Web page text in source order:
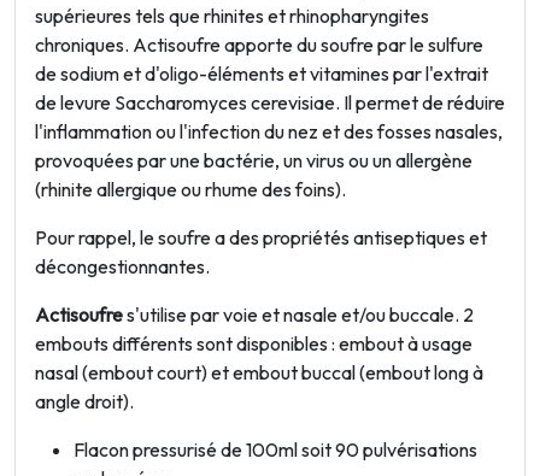
supérieures tels que rhinites et rhinopharyngites
chroniques. Actisoufre apporte dusoufre par lesulfure
de sodiumet d'oligo-éléments et vitamines par l'extrait
de levure Saccharomyces cerevisiae. Ilpermet de réduire
l'inflammation ou l'infection du nez et des fosses nasales,
provoquées par une bactérie, un virus ou un allergène
(rhinite allergique ou rhume des foins).
Pour rappel, le soufre a des propriétés antiseptiques et
décongestionnantes.
Actisoufres'utilise par voie et nasale et/ou buccale. 2
embouts différents sont disponibles : embout à usage
nasal (embout court)etembout buccal (embout long à
angle droit).
Flacon pressurisé de 100ml soit 90 pulvérisations